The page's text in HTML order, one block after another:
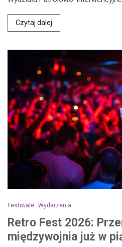
Czytaj dalej
Festiwale Wydarzenia
Retro Fest 2026:
międzywojnia już w